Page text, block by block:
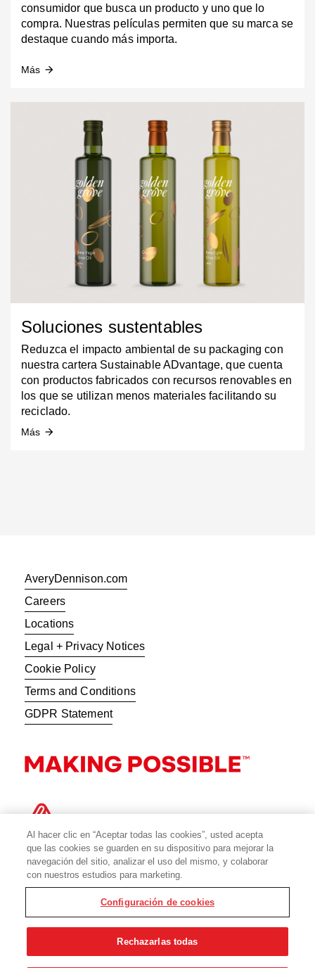
consumidor que busca un producto y uno que lo
compra. Nuestras películas permiten que su marca se
destaque cuando más importa.
Más arrow_forward
Soluciones sustentables
Reduzca el impacto ambiental de su packaging con
nuestra cartera Sustainable ADvantage, que cuenta
con productos fabricados con recursos renovables en
los que se utilizan menos materiales facilitando su
reciclado.
Más arrow_forward
AveryDennison.com
Careers
Locations
Legal + Privacy Notices
Cookie Policy
Terms and Conditions
GDPR Statement
© 2026 Avery Dennison Corporation
Al hacer clic en “Aceptar todas las cookies”, usted acepta
que las cookies se guarden en su dispositivo para mejorar la
navegación del sitio, analizar el uso del mismo, y colaborar
con nuestros estudios para marketing.
Configuración de cookies
Rechazarlas todas